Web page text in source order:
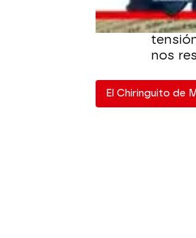
Kroos,
nos
El Chiringuito de